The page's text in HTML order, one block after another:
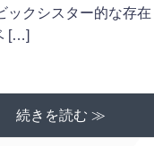
ックシスター的な存
[…]
続きを読む ≫